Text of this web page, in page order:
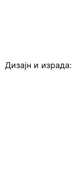
Дизајн и израда: